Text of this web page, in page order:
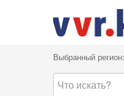
Выбранный регион: